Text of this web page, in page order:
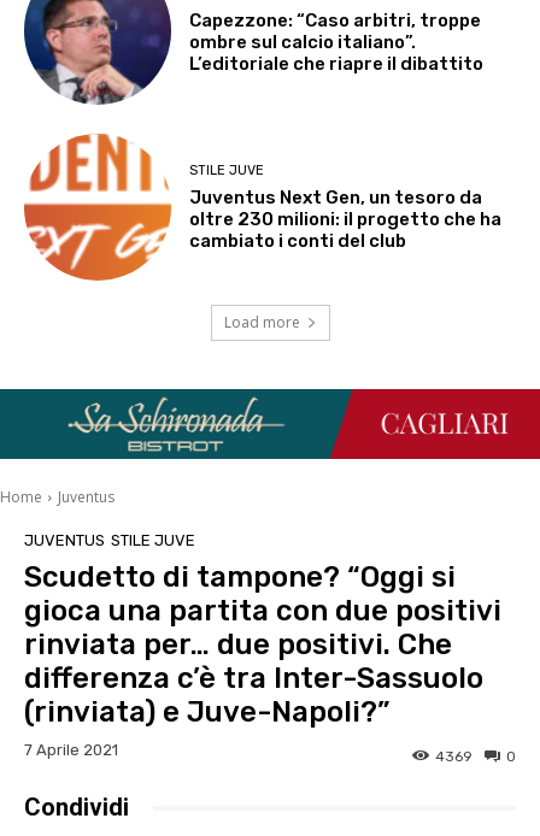
Capezzone: “Caso arbitri, troppe
ombre sul calcio italiano”.
L’editoriale che riapre il dibattito
STILE JUVE
Juventus Next Gen, un tesoro da
oltre 230 milioni: il progetto che ha
cambiato i conti del club
Load more